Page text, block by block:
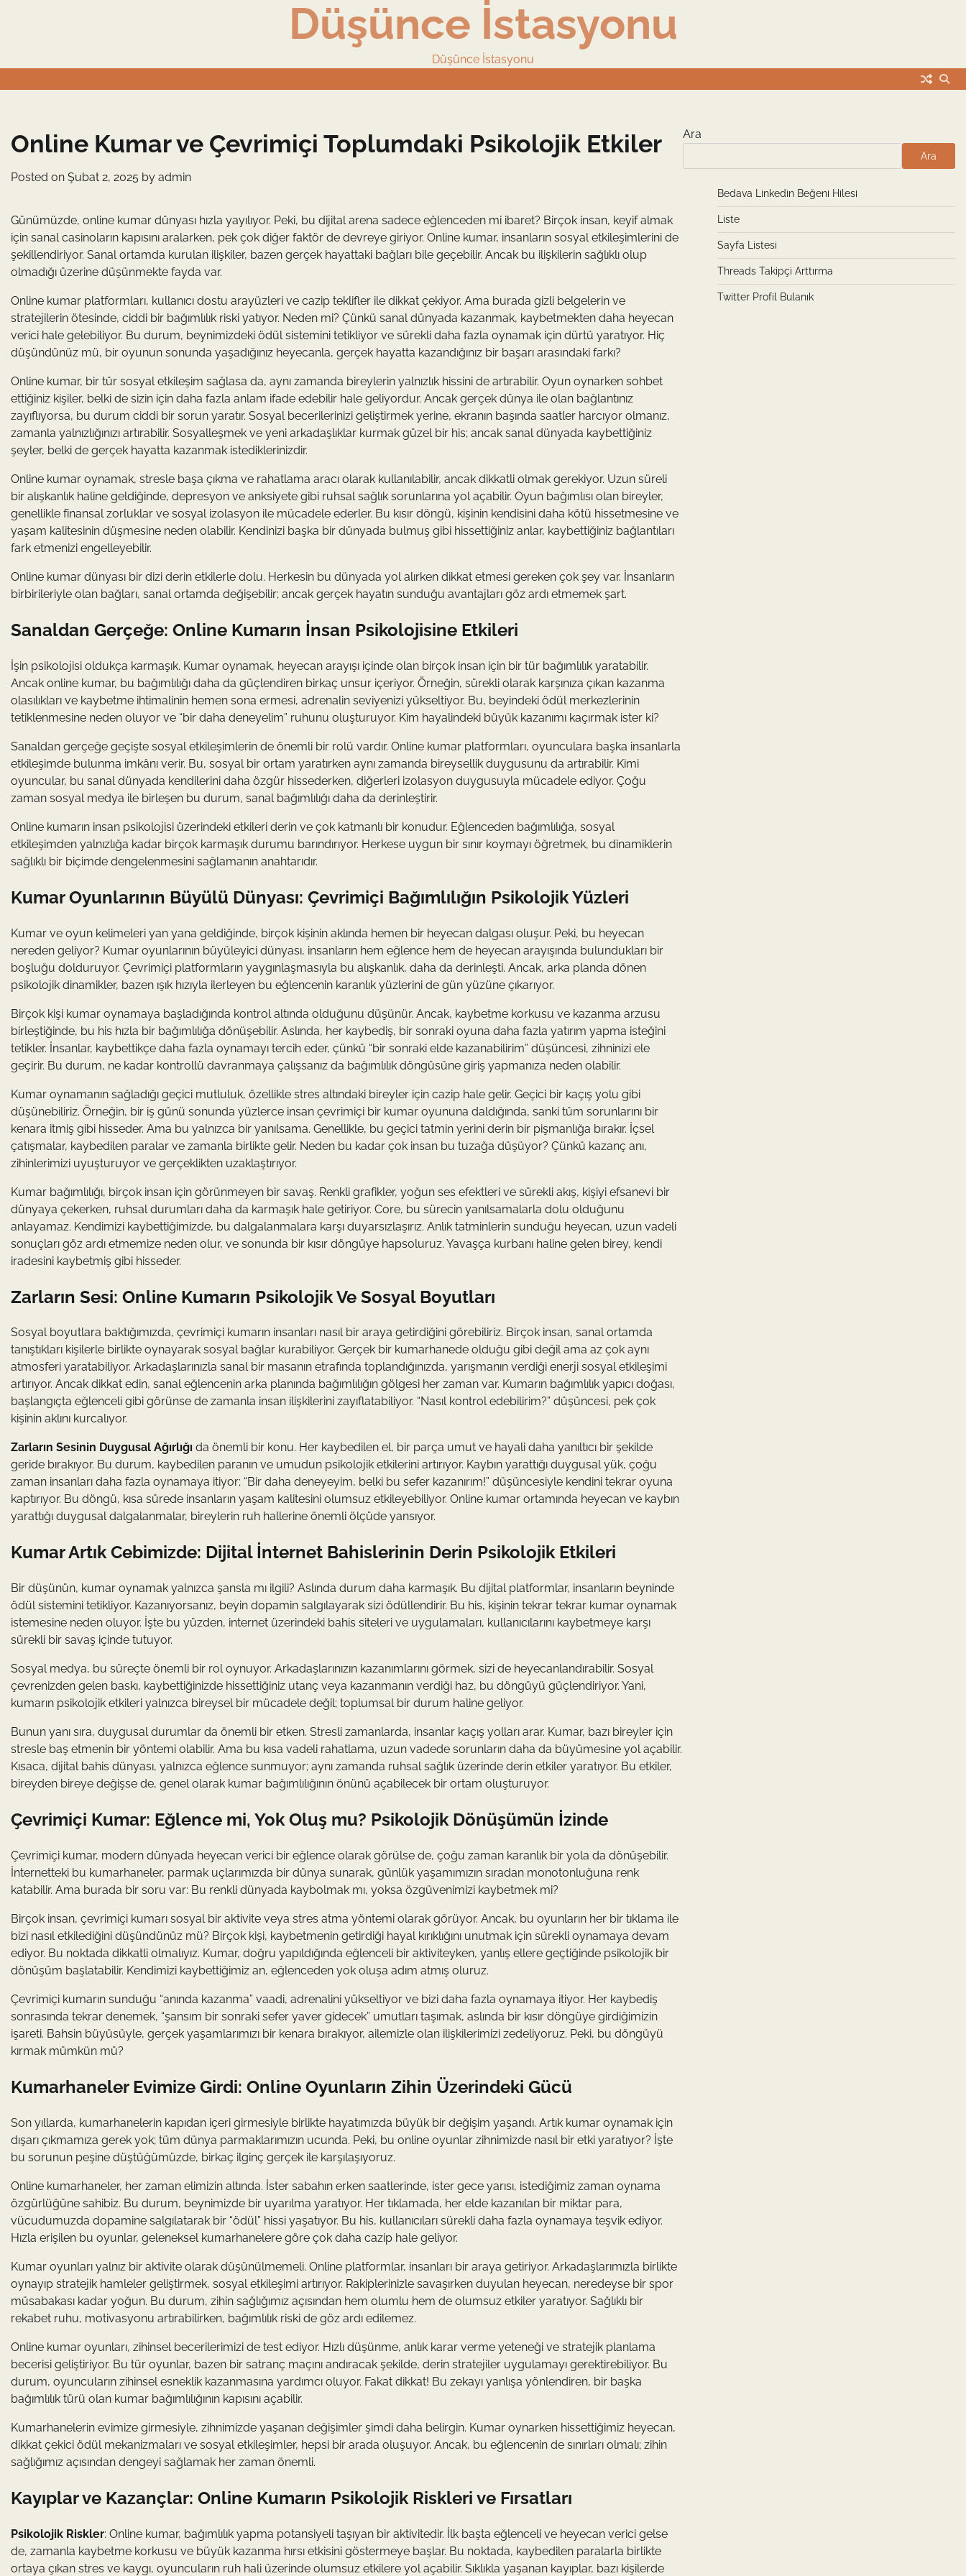
Düşünce İstasyonu
Düşünce İstasyonu
Online Kumar ve Çevrimiçi Toplumdaki Psikolojik Etkiler
Posted on Şubat 2, 2025 by admin
Günümüzde, online kumar dünyası hızla yayılıyor. Peki, bu dijital arena sadece eğlenceden mi ibaret? Birçok insan, keyif almak
için sanal casinoların kapısını aralarken, pek çok diğer faktör de devreye giriyor. Online kumar, insanların sosyal etkileşimlerini de
şekillendiriyor. Sanal ortamda kurulan ilişkiler, bazen gerçek hayattaki bağları bile geçebilir. Ancak bu ilişkilerin sağlıklı olup
olmadığı üzerine düşünmekte fayda var.
Online kumar platformları, kullanıcı dostu arayüzleri ve cazip teklifler ile dikkat çekiyor. Ama burada gizli belgelerin ve
stratejilerin ötesinde, ciddi bir bağımlılık riski yatıyor. Neden mi? Çünkü sanal dünyada kazanmak, kaybetmekten daha heyecan
verici hale gelebiliyor. Bu durum, beynimizdeki ödül sistemini tetikliyor ve sürekli daha fazla oynamak için dürtü yaratıyor. Hiç
düşündünüz mü, bir oyunun sonunda yaşadığınız heyecanla, gerçek hayatta kazandığınız bir başarı arasındaki farkı?
Online kumar, bir tür sosyal etkileşim sağlasa da, aynı zamanda bireylerin yalnızlık hissini de artırabilir. Oyun oynarken sohbet
ettiğiniz kişiler, belki de sizin için daha fazla anlam ifade edebilir hale geliyordur. Ancak gerçek dünya ile olan bağlantınız
zayıflıyorsa, bu durum ciddi bir sorun yaratır. Sosyal becerilerinizi geliştirmek yerine, ekranın başında saatler harcıyor olmanız,
zamanla yalnızlığınızı artırabilir. Sosyalleşmek ve yeni arkadaşlıklar kurmak güzel bir his; ancak sanal dünyada kaybettiğiniz
şeyler, belki de gerçek hayatta kazanmak istediklerinizdir.
Online kumar oynamak, stresle başa çıkma ve rahatlama aracı olarak kullanılabilir, ancak dikkatli olmak gerekiyor. Uzun süreli
bir alışkanlık haline geldiğinde, depresyon ve anksiyete gibi ruhsal sağlık sorunlarına yol açabilir. Oyun bağımlısı olan bireyler,
genellikle finansal zorluklar ve sosyal izolasyon ile mücadele ederler. Bu kısır döngü, kişinin kendisini daha kötü hissetmesine ve
yaşam kalitesinin düşmesine neden olabilir. Kendinizi başka bir dünyada bulmuş gibi hissettiğiniz anlar, kaybettiğiniz bağlantıları
fark etmenizi engelleyebilir.
Online kumar dünyası bir dizi derin etkilerle dolu. Herkesin bu dünyada yol alırken dikkat etmesi gereken çok şey var. İnsanların
birbirileriyle olan bağları, sanal ortamda değişebilir; ancak gerçek hayatın sunduğu avantajları göz ardı etmemek şart.
Sanaldan Gerçeğe: Online Kumarın İnsan Psikolojisine Etkileri
İşin psikolojisi oldukça karmaşık. Kumar oynamak, heyecan arayışı içinde olan birçok insan için bir tür bağımlılık yaratabilir.
Ancak online kumar, bu bağımlılığı daha da güçlendiren birkaç unsur içeriyor. Örneğin, sürekli olarak karşınıza çıkan kazanma
olasılıkları ve kaybetme ihtimalinin hemen sona ermesi, adrenalin seviyenizi yükseltiyor. Bu, beyindeki ödül merkezlerinin
tetiklenmesine neden oluyor ve “bir daha deneyelim” ruhunu oluşturuyor. Kim hayalindeki büyük kazanımı kaçırmak ister ki?
Sanaldan gerçeğe geçişte sosyal etkileşimlerin de önemli bir rolü vardır. Online kumar platformları, oyunculara başka insanlarla
etkileşimde bulunma imkânı verir. Bu, sosyal bir ortam yaratırken aynı zamanda bireysellik duygusunu da artırabilir. Kimi
oyuncular, bu sanal dünyada kendilerini daha özgür hissederken, diğerleri izolasyon duygusuyla mücadele ediyor. Çoğu
zaman sosyal medya ile birleşen bu durum, sanal bağımlılığı daha da derinleştirir.
Online kumarın insan psikolojisi üzerindeki etkileri derin ve çok katmanlı bir konudur. Eğlenceden bağımlılığa, sosyal
etkileşimden yalnızlığa kadar birçok karmaşık durumu barındırıyor. Herkese uygun bir sınır koymayı öğretmek, bu dinamiklerin
sağlıklı bir biçimde dengelenmesini sağlamanın anahtarıdır.
Kumar Oyunlarının Büyülü Dünyası: Çevrimiçi Bağımlılığın Psikolojik Yüzleri
Kumar ve oyun kelimeleri yan yana geldiğinde, birçok kişinin aklında hemen bir heyecan dalgası oluşur. Peki, bu heyecan
nereden geliyor? Kumar oyunlarının büyüleyici dünyası, insanların hem eğlence hem de heyecan arayışında bulundukları bir
boşluğu dolduruyor. Çevrimiçi platformların yaygınlaşmasıyla bu alışkanlık, daha da derinleşti. Ancak, arka planda dönen
psikolojik dinamikler, bazen ışık hızıyla ilerleyen bu eğlencenin karanlık yüzlerini de gün yüzüne çıkarıyor.
Birçok kişi kumar oynamaya başladığında kontrol altında olduğunu düşünür. Ancak, kaybetme korkusu ve kazanma arzusu
birleştiğinde, bu his hızla bir bağımlılığa dönüşebilir. Aslında, her kaybediş, bir sonraki oyuna daha fazla yatırım yapma isteğini
tetikler. İnsanlar, kaybettikçe daha fazla oynamayı tercih eder, çünkü “bir sonraki elde kazanabilirim” düşüncesi, zihninizi ele
geçirir. Bu durum, ne kadar kontrollü davranmaya çalışsanız da bağımlılık döngüsüne giriş yapmanıza neden olabilir.
Kumar oynamanın sağladığı geçici mutluluk, özellikle stres altındaki bireyler için cazip hale gelir. Geçici bir kaçış yolu gibi
düşünebiliriz. Örneğin, bir iş günü sonunda yüzlerce insan çevrimiçi bir kumar oyununa daldığında, sanki tüm sorunlarını bir
kenara itmiş gibi hisseder. Ama bu yalnızca bir yanılsama. Genellikle, bu geçici tatmin yerini derin bir pişmanlığa bırakır. İçsel
çatışmalar, kaybedilen paralar ve zamanla birlikte gelir. Neden bu kadar çok insan bu tuzağa düşüyor? Çünkü kazanç anı,
zihinlerimizi uyuşturuyor ve gerçeklikten uzaklaştırıyor.
Kumar bağımlılığı, birçok insan için görünmeyen bir savaş. Renkli grafikler, yoğun ses efektleri ve sürekli akış, kişiyi efsanevi bir
dünyaya çekerken, ruhsal durumları daha da karmaşık hale getiriyor. Core, bu sürecin yanılsamalarla dolu olduğunu
anlayamaz. Kendimizi kaybettiğimizde, bu dalgalanmalara karşı duyarsızlaşırız. Anlık tatminlerin sunduğu heyecan, uzun vadeli
sonuçları göz ardı etmemize neden olur, ve sonunda bir kısır döngüye hapsoluruz. Yavaşça kurbanı haline gelen birey, kendi
iradesini kaybetmiş gibi hisseder.
Zarların Sesi: Online Kumarın Psikolojik Ve Sosyal Boyutları
Sosyal boyutlara baktığımızda, çevrimiçi kumarın insanları nasıl bir araya getirdiğini görebiliriz. Birçok insan, sanal ortamda
tanıştıkları kişilerle birlikte oynayarak sosyal bağlar kurabiliyor. Gerçek bir kumarhanede olduğu gibi değil ama az çok aynı
atmosferi yaratabiliyor. Arkadaşlarınızla sanal bir masanın etrafında toplandığınızda, yarışmanın verdiği enerji sosyal etkileşimi
artırıyor. Ancak dikkat edin, sanal eğlencenin arka planında bağımlılığın gölgesi her zaman var. Kumarın bağımlılık yapıcı doğası,
başlangıçta eğlenceli gibi görünse de zamanla insan ilişkilerini zayıflatabiliyor. “Nasıl kontrol edebilirim?” düşüncesi, pek çok
kişinin aklını kurcalıyor.
Zarların Sesinin Duygusal Ağırlığı da önemli bir konu. Her kaybedilen el, bir parça umut ve hayali daha yanıltıcı bir şekilde
geride bırakıyor. Bu durum, kaybedilen paranın ve umudun psikolojik etkilerini artırıyor. Kaybın yarattığı duygusal yük, çoğu
zaman insanları daha fazla oynamaya itiyor; “Bir daha deneyeyim, belki bu sefer kazanırım!” düşüncesiyle kendini tekrar oyuna
kaptırıyor. Bu döngü, kısa sürede insanların yaşam kalitesini olumsuz etkileyebiliyor. Online kumar ortamında heyecan ve kaybın
yarattığı duygusal dalgalanmalar, bireylerin ruh hallerine önemli ölçüde yansıyor.
Kumar Artık Cebimizde: Dijital İnternet Bahislerinin Derin Psikolojik Etkileri
Bir düşünün, kumar oynamak yalnızca şansla mı ilgili? Aslında durum daha karmaşık. Bu dijital platformlar, insanların beyninde
ödül sistemini tetikliyor. Kazanıyorsanız, beyin dopamin salgılayarak sizi ödüllendirir. Bu his, kişinin tekrar tekrar kumar oynamak
istemesine neden oluyor. İşte bu yüzden, internet üzerindeki bahis siteleri ve uygulamaları, kullanıcılarını kaybetmeye karşı
sürekli bir savaş içinde tutuyor.
Sosyal medya, bu süreçte önemli bir rol oynuyor. Arkadaşlarınızın kazanımlarını görmek, sizi de heyecanlandırabilir. Sosyal
çevrenizden gelen baskı, kaybettiğinizde hissettiğiniz utanç veya kazanmanın verdiği haz, bu döngüyü güçlendiriyor. Yani,
kumarın psikolojik etkileri yalnızca bireysel bir mücadele değil; toplumsal bir durum haline geliyor.
Bunun yanı sıra, duygusal durumlar da önemli bir etken. Stresli zamanlarda, insanlar kaçış yolları arar. Kumar, bazı bireyler için
stresle baş etmenin bir yöntemi olabilir. Ama bu kısa vadeli rahatlama, uzun vadede sorunların daha da büyümesine yol açabilir.
Kısaca, dijital bahis dünyası, yalnızca eğlence sunmuyor; aynı zamanda ruhsal sağlık üzerinde derin etkiler yaratıyor. Bu etkiler,
bireyden bireye değişse de, genel olarak kumar bağımlılığının önünü açabilecek bir ortam oluşturuyor.
Çevrimiçi Kumar: Eğlence mi, Yok Oluş mu? Psikolojik Dönüşümün İzinde
Çevrimiçi kumar, modern dünyada heyecan verici bir eğlence olarak görülse de, çoğu zaman karanlık bir yola da dönüşebilir.
İnternetteki bu kumarhaneler, parmak uçlarımızda bir dünya sunarak, günlük yaşamımızın sıradan monotonluğuna renk
katabilir. Ama burada bir soru var: Bu renkli dünyada kaybolmak mı, yoksa özgüvenimizi kaybetmek mi?
Birçok insan, çevrimiçi kumarı sosyal bir aktivite veya stres atma yöntemi olarak görüyor. Ancak, bu oyunların her bir tıklama ile
bizi nasıl etkilediğini düşündünüz mü? Birçok kişi, kaybetmenin getirdiği hayal kırıklığını unutmak için sürekli oynamaya devam
ediyor. Bu noktada dikkatli olmalıyız. Kumar, doğru yapıldığında eğlenceli bir aktiviteyken, yanlış ellere geçtiğinde psikolojik bir
dönüşüm başlatabilir. Kendimizi kaybettiğimiz an, eğlenceden yok oluşa adım atmış oluruz.
Çevrimiçi kumarın sunduğu “anında kazanma” vaadi, adrenalini yükseltiyor ve bizi daha fazla oynamaya itiyor. Her kaybediş
sonrasında tekrar denemek, “şansım bir sonraki sefer yaver gidecek” umutları taşımak, aslında bir kısır döngüye girdiğimizin
işareti. Bahsin büyüsüyle, gerçek yaşamlarımızı bir kenara bırakıyor, ailemizle olan ilişkilerimizi zedeliyoruz. Peki, bu döngüyü
kırmak mümkün mü?
Kumarhaneler Evimize Girdi: Online Oyunların Zihin Üzerindeki Gücü
Son yıllarda, kumarhanelerin kapıdan içeri girmesiyle birlikte hayatımızda büyük bir değişim yaşandı. Artık kumar oynamak için
dışarı çıkmamıza gerek yok; tüm dünya parmaklarımızın ucunda. Peki, bu online oyunlar zihnimizde nasıl bir etki yaratıyor? İşte
bu sorunun peşine düştüğümüzde, birkaç ilginç gerçek ile karşılaşıyoruz.
Online kumarhaneler, her zaman elimizin altında. İster sabahın erken saatlerinde, ister gece yarısı, istediğimiz zaman oynama
özgürlüğüne sahibiz. Bu durum, beynimizde bir uyarılma yaratıyor. Her tıklamada, her elde kazanılan bir miktar para,
vücudumuzda dopamine salgılatarak bir “ödül” hissi yaşatıyor. Bu his, kullanıcıları sürekli daha fazla oynamaya teşvik ediyor.
Hızla erişilen bu oyunlar, geleneksel kumarhanelere göre çok daha cazip hale geliyor.
Kumar oyunları yalnız bir aktivite olarak düşünülmemeli. Online platformlar, insanları bir araya getiriyor. Arkadaşlarımızla birlikte
oynayıp stratejik hamleler geliştirmek, sosyal etkileşimi artırıyor. Rakiplerinizle savaşırken duyulan heyecan, neredeyse bir spor
müsabakası kadar yoğun. Bu durum, zihin sağlığımız açısından hem olumlu hem de olumsuz etkiler yaratıyor. Sağlıklı bir
rekabet ruhu, motivasyonu artırabilirken, bağımlılık riski de göz ardı edilemez.
Online kumar oyunları, zihinsel becerilerimizi de test ediyor. Hızlı düşünme, anlık karar verme yeteneği ve stratejik planlama
becerisi geliştiriyor. Bu tür oyunlar, bazen bir satranç maçını andıracak şekilde, derin stratejiler uygulamayı gerektirebiliyor. Bu
durum, oyuncuların zihinsel esneklik kazanmasına yardımcı oluyor. Fakat dikkat! Bu zekayı yanlışa yönlendiren, bir başka
bağımlılık türü olan kumar bağımlılığının kapısını açabilir.
Kumarhanelerin evimize girmesiyle, zihnimizde yaşanan değişimler şimdi daha belirgin. Kumar oynarken hissettiğimiz heyecan,
dikkat çekici ödül mekanizmaları ve sosyal etkileşimler, hepsi bir arada oluşuyor. Ancak, bu eğlencenin de sınırları olmalı; zihin
sağlığımız açısından dengeyi sağlamak her zaman önemli.
Kayıplar ve Kazançlar: Online Kumarın Psikolojik Riskleri ve Fırsatları
Psikolojik Riskler: Online kumar, bağımlılık yapma potansiyeli taşıyan bir aktivitedir. İlk başta eğlenceli ve heyecan verici gelse
de, zamanla kaybetme korkusu ve büyük kazanma hırsı etkisini göstermeye başlar. Bu noktada, kaybedilen paralarla birlikte
ortaya çıkan stres ve kaygı, oyuncuların ruh hali üzerinde olumsuz etkilere yol açabilir. Sıklıkla yaşanan kayıplar, bazı kişilerde
Ara
Ara
Bedava Linkedin Beğeni Hilesi
Liste
Sayfa Listesi
Threads Takipçi Arttırma
Twitter Profil Bulanık